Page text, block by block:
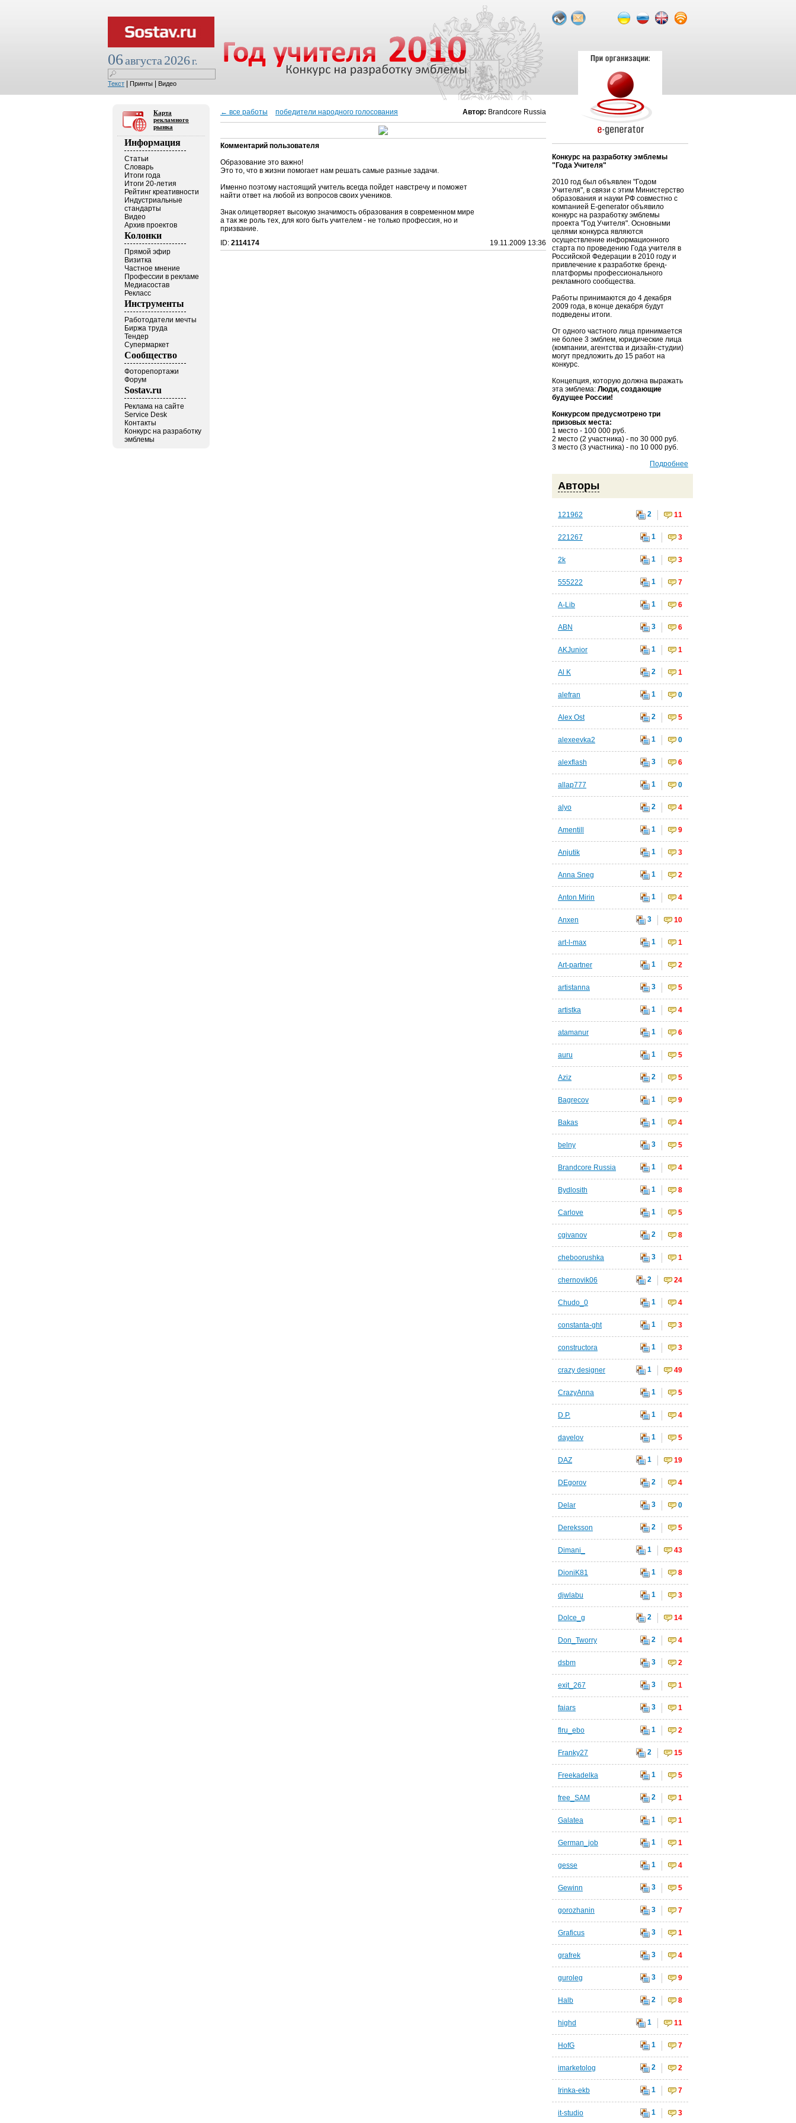
06августа 2026г.
Текст Принты Видео
Карта
рекламного
рынка
Информация
Статьи
Словарь
Итоги года
Итоги 20-летия
Рейтинг креативности
Индустриальные
стандарты
Видео
Архив проектов
Колонки
Прямой эфир
Визитка
Частное мнение
Профессии в рекламе
Медиасостав
Рекласс
Инструменты
Работодатели мечты
Биржа труда
Тендер
Супермаркет
Сообщество
Фоторепортажи
Форум
Sostav.ru
Реклама на сайте
Service Desk
Контакты
Конкурс на разработку
эмблемы
Автор: Brandcore Russia
← все работы победители народного голосования
Комментарий пользователя
Образование это важно!
Это то, что в жизни помогает нам решать самые разные задачи.
Именно поэтому настоящий учитель всегда пойдет навстречу и поможет
найти ответ на любой из вопросов своих учеников.
Знак олицетворяет высокую значимость образования в современном мире
а так же роль тех, для кого быть учителем - не только профессия, но и
призвание.
19.11.2009 13:36
ID: 2114174
Конкурс на разработку эмблемы
"Года Учителя"
2010 год был объявлен "Годом
Учителя", в связи с этим Министерство
образования и науки РФ совместно с
компанией E-generator объявило
конкурс на разработку эмблемы
проекта "Год Учителя". Основными
целями конкурса являются
осуществление информационного
старта по проведению Года учителя в
Российской Федерации в 2010 году и
привлечение к разработке бренд-
платформы профессионального
рекламного сообщества.
Работы принимаются до 4 декабря
2009 года, в конце декабря будут
подведены итоги.
От одного частного лица принимается
не более 3 эмблем, юридические лица
(компании, агентства и дизайн-студии)
могут предложить до 15 работ на
конкурс.
Концепция, которую должна выражать
эта эмблема: Люди, создающие
будущее России!
Конкурсом предусмотрено три
призовых места:
1 место - 100 000 руб.
2 место (2 участника) - по 30 000 руб.
3 место (3 участника) - по 10 000 руб.
Подробнее
Авторы
121962 2 11
221267 1 3
2k 1 3
555222 1 7
A-Lib 1 6
ABN 3 6
AKJunior 1 1
Al K 2 1
alefran 1 0
Alex Ost 2 5
alexeevka2 1 0
alexflash 3 6
allap777 1 0
alyo 2 4
Amentill 1 9
Anjutik 1 3
Anna Sneg 1 2
Anton Mirin 1 4
Anxen 3 10
art-l-max 1 1
Art-partner 1 2
artistanna 3 5
artistka 1 4
atamanur 1 6
auru 1 5
Aziz 2 5
Bagrecov 1 9
Bakas 1 4
belny 3 5
Brandcore Russia 1 4
Bydlosith 1 8
Carlove 1 5
cgivanov 2 8
cheboorushka 3 1
chernovik06 2 24
Chudo_0 1 4
constanta-ght 1 3
constructora 1 3
crazy designer 1 49
CrazyAnna 1 5
D.P. 1 4
dayelov 1 5
DAZ 1 19
DEgorov 2 4
Delar 3 0
Dereksson 2 5
Dimani_ 1 43
DioniK81 1 8
djwlabu 1 3
Dolce_g 2 14
Don_Tworry 2 4
dsbm 3 2
exit_267 3 1
faiars 3 1
flru_ebo 1 2
Franky27 2 15
Freekadelka 1 5
free_SAM 2 1
Galatea 1 1
German_job 1 1
gesse 1 4
Gewinn 3 5
gorozhanin 3 7
Graficus 3 1
grafrek 3 4
guroleg 3 9
Halb 2 8
highd 1 11
HofG 1 7
imarketolog 2 2
Irinka-ekb 1 7
it-studio 1 3